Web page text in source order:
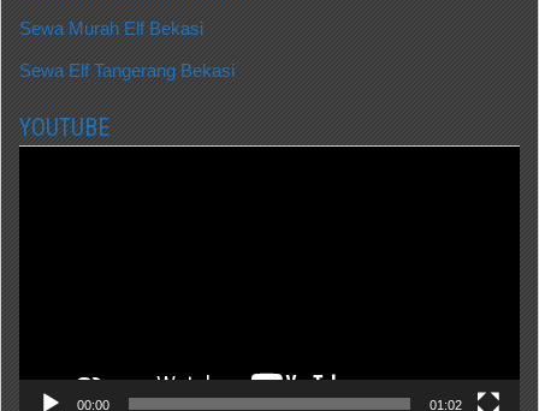
Sewa Murah Elf Bekasi
Sewa Elf Tangerang Bekasi
YOUTUBE
00:00 01:02